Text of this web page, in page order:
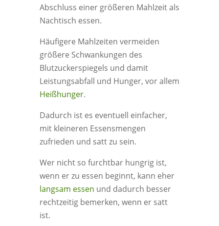
Abschluss einer größeren Mahlzeit als
Nachtisch essen.
Häufigere Mahlzeiten vermeiden
größere Schwankungen des
Blutzuckerspiegels und damit
Leistungsabfall und Hunger, vor allem
Heißhunger.
Dadurch ist es eventuell einfacher,
mit kleineren Essensmengen
zufrieden und satt zu sein.
Wer nicht so furchtbar hungrig ist,
wenn er zu essen beginnt, kann eher
langsam essen und dadurch besser
rechtzeitig bemerken, wenn er satt
ist.